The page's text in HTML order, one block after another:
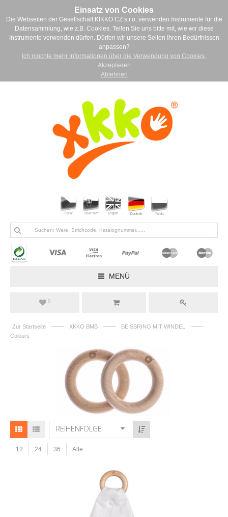
Einsatz von Cookies
Die Webseiten der Gesellschaft KIKKO CZ s.r.o. verwenden Instrumente für die
Datensammlung, wie z.B. Cookies. Teilen Sie uns bitte mit, wie wir diese
Instrumente verwenden dürfen. Dürfen wir unsere Seiten Ihren Bedürfnissen
anpassen?
Ich möchte mehr Informationen über die Verwendung von Cookies.
Akzeptieren
Ablehnen
MENÜ
0
Zur Startseite —— XKKO BMB —— BEISSRING MIT WINDEL ——
Colours
REIHENFOLGE
12 24 36 Alle